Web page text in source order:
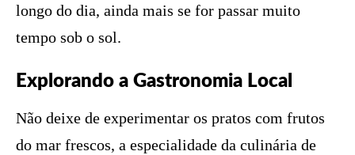
longo do dia, ainda mais se for passar muito
tempo sob o sol.
Explorando a Gastronomia Local
Não deixe de experimentar os pratos com frutos
do mar frescos, a especialidade da culinária de